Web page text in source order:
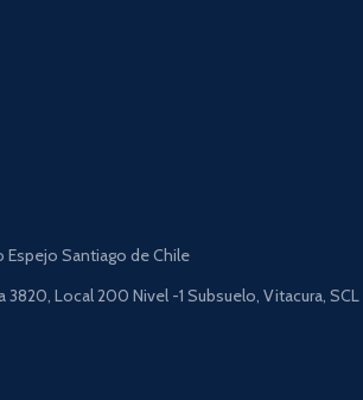
Espejo Santiago de Chile
3820, Local 200 Nivel -1 Subsuelo, Vitacura, SCL